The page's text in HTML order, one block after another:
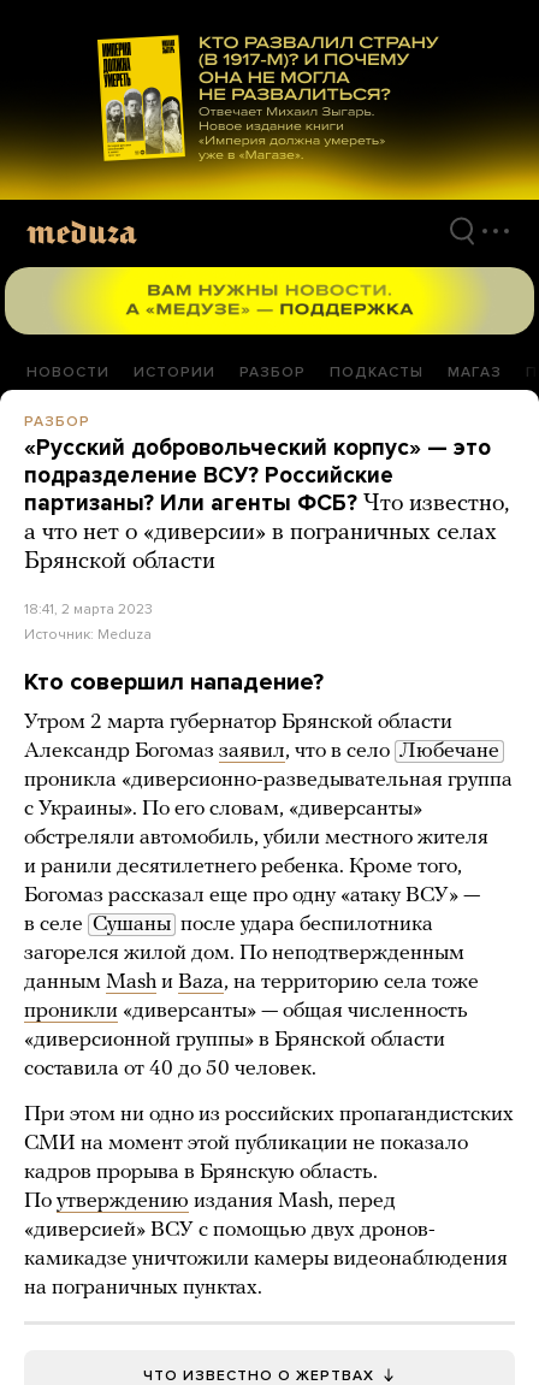
материалам
НОВОСТИ ИСТОРИИ РАЗБОР ПОДКАСТЫ МАГАЗ
РАЗБОР
«Русский добровольческий корпус» — это
подразделение ВСУ? Российские
партизаны? Или агенты ФСБ? Что известно,
а что нет о «диверсии» в пограничных селах
Брянской области
18:41, 2 марта 2023
Источник: Meduza
Кто совершил нападение?
Утром 2 марта губернатор Брянской области
Александр Богомаз заявил, что в село Любечане
проникла «диверсионно-разведывательная группа
с Украины». По его словам, «диверсанты»
обстреляли автомобиль, убили местного жителя
и ранили десятилетнего ребенка. Кроме того,
Богомаз рассказал еще про одну «атаку ВСУ» —
в селе Сушаны после удара беспилотника
загорелся жилой дом. По неподтвержденным
данным Mash и Baza, на территорию села тоже
проникли «диверсанты» — общая численность
«диверсионной группы» в Брянской области
составила от 40 до 50 человек.
При этом ни одно из российских пропагандистских
СМИ на момент этой публикации не показало
кадров прорыва в Брянскую область.
По утверждению издания Mash, перед
«диверсией» ВСУ с помощью двух дронов-
камикадзе уничтожили камеры видеонаблюдения
на пограничных пунктах.
ЧТО ИЗВЕСТНО О ЖЕРТВАХ